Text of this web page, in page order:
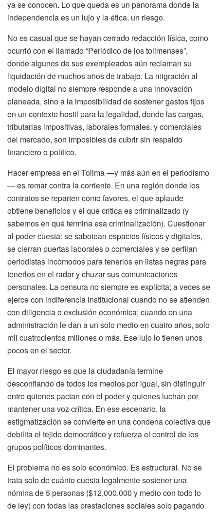
ya se conocen. Lo que queda es un panorama donde la
independencia es un lujo y la ética, un riesgo.
No es casual que se hayan cerrado redacción física, como
ocurrió con el llamado “Periódico de los tolimenses”,
donde algunos de sus exempleados aún reclaman su
liquidación de muchos años de trabajo. La migración al
modelo digital no siempre responde a una innovación
planeada, sino a la imposibilidad de sostener gastos fijos
en un contexto hostil para la legalidad, donde las cargas,
tributarias impositivas, laborales formales, y comerciales
del mercado, son imposibles de cubrir sin respaldo
financiero o político.
Hacer empresa en el Tolima —y más aún en el periodismo
— es remar contra la corriente. En una región donde los
contratos se reparten como favores, el que aplaude
obtiene beneficios y el que critica es criminalizado (y
sabemos en qué termina esa criminalización). Cuestionar
al poder cuesta: se sabotean espacios físicos y digitales,
se cierran puertas laborales o comerciales y se perfilan
periodistas incómodos para tenerlos en listas negras para
tenerlos en el radar y chuzar sus comunicaciones
personales. La censura no siempre es explícita; a veces se
ejerce con indiferencia institucional cuando no se atienden
con diligencia o exclusión económica; cuando en una
administración le dan a un solo medio en cuatro años, solo
mil cuatrocientos millones o más. Ese lujo lo tienen unos
pocos en el sector.
El mayor riesgo es que la ciudadanía termine
desconfiando de todos los medios por igual, sin distinguir
entre quienes pactan con el poder y quienes luchan por
mantener una voz crítica. En ese escenario, la
estigmatización se convierte en una condena colectiva que
debilita el tejido democrático y refuerza el control de los
grupos políticos dominantes.
El problema no es solo económico. Es estructural. No se
trata solo de cuánto cuesta legalmente sostener una
nómina de 5 personas ($12,000,000 y medio con todo lo
de ley) con todas las prestaciones sociales solo pagando